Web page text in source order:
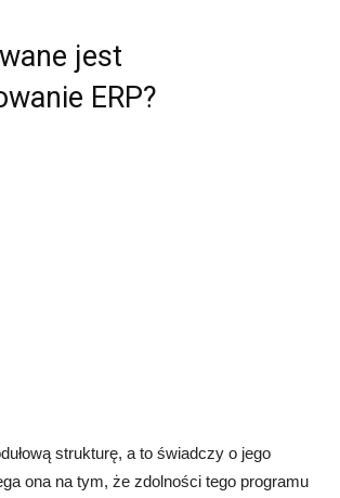
jest
ERP?
strukturę, a to świadczy o jego
ona na tym, że zdolności tego programu